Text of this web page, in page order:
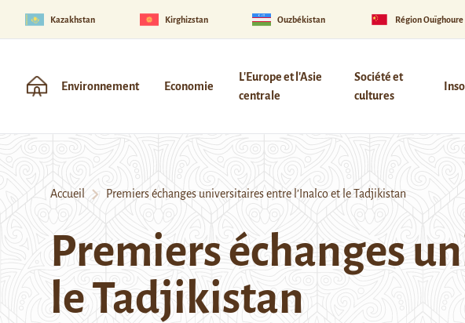
Kazakhstan Kirghizstan Ouzbékistan Région Ouïghoure
Environnement Economie
L'Europe et l'Asie
centrale
Société et
cultures
Accueil Premiers échanges universitaires entre l’Inalco et le Tadjikistan
Premiers échanges
le Tadjikistan